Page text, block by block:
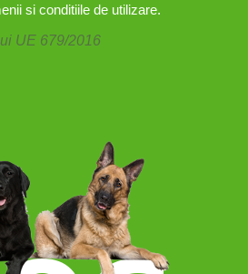
si conditiile de utilizare.
UE 679/2016